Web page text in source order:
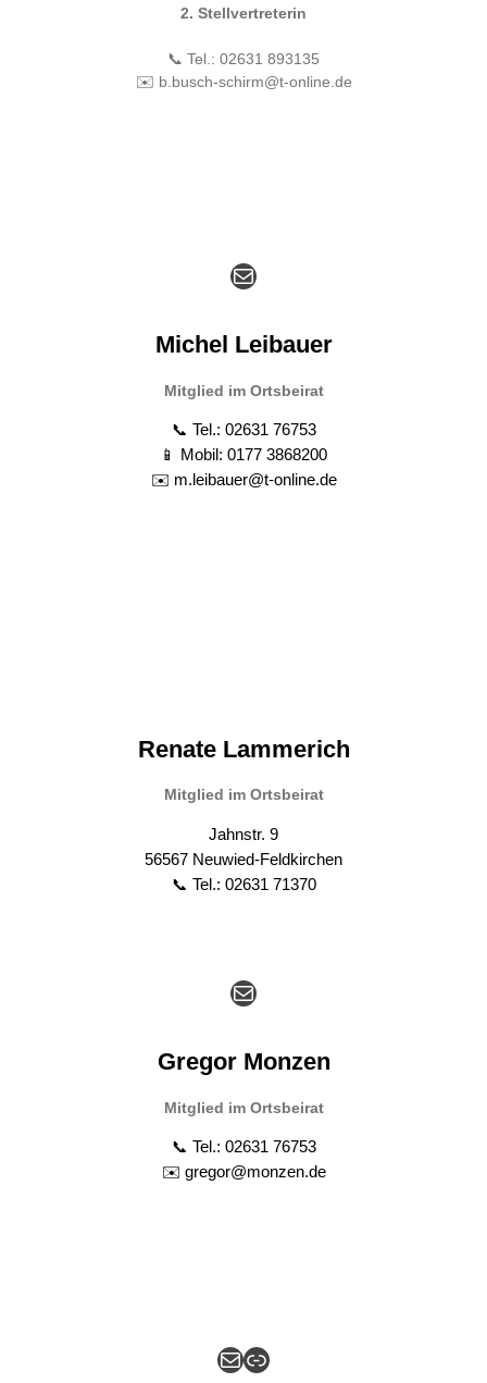
2. Stellvertreterin
📞 Tel.: 02631 893135
✉️ b.busch-schirm@t-online.de
E-Mail
Michel Leibauer
Mitglied im Ortsbeirat
📞 Tel.: 02631 76753
📱 Mobil: 0177 3868200
✉️ m.leibauer@t-online.de
Renate Lammerich
Mitglied im Ortsbeirat
Jahnstr. 9
56567 Neuwied-Feldkirchen
📞 Tel.: 02631 71370
E-Mail
Gregor Monzen
Mitglied im Ortsbeirat
📞 Tel.: 02631 76753
✉️ gregor@monzen.de
E-Mail Link